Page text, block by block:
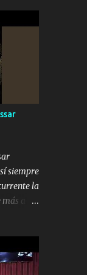
solo
las
por eso
que
CLAVE
QUE
com...
siempre
la
a la
mío sin